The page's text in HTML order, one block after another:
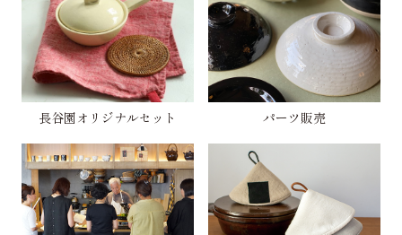
長谷園オリジナルセット パーツ販売